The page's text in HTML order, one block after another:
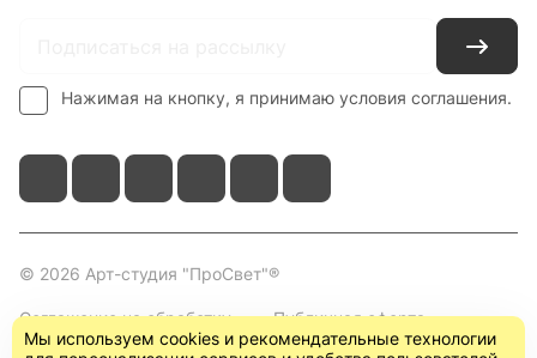
Нажимая на кнопку, я принимаю условия соглашения.
© 2026 Арт-студия "ПроСвет"®
Соглашение на обработку
персональных данных
Публичная оферта
(пользовательское
Мы используем cookies и рекомендательные технологии